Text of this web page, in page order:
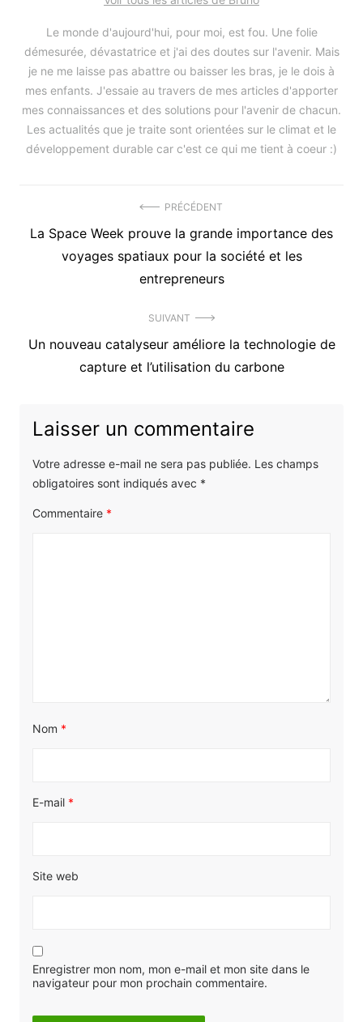
Le monde d'aujourd'hui, pour moi, est fou. Une folie
démesurée, dévastatrice et j'ai des doutes sur l'avenir. Mais
je ne me laisse pas abattre ou baisser les bras, je le dois à
mes enfants. J'essaie au travers de mes articles d'apporter
mes connaissances et des solutions pour l'avenir de chacun.
Les actualités que je traite sont orientées sur le climat et le
développement durable car c'est ce qui me tient à coeur :)
de
l’article
PRÉCÉDENT
Précédent
article
La Space Week prouve la grande importance des
voyages spatiaux pour la société et les
entrepreneurs
SUIVANT
Article
Un nouveau catalyseur améliore la technologie de
capture et l’utilisation du carbone
Laisser un commentaire
Votre adresse e-mail ne sera pas publiée. Les champs
obligatoires sont indiqués avec *
Commentaire *
Nom *
E-mail *
Site web
Enregistrer mon nom, mon e-mail et mon site dans le
navigateur pour mon prochain commentaire.